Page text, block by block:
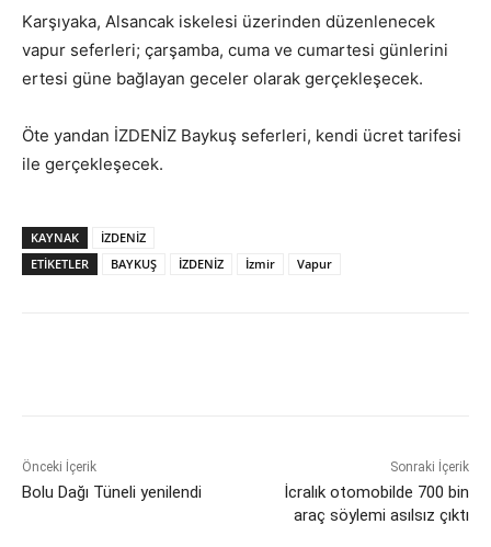
Karşıyaka, Alsancak iskelesi üzerinden düzenlenecek
vapur seferleri; çarşamba, cuma ve cumartesi günlerini
ertesi güne bağlayan geceler olarak gerçekleşecek.
Öte yandan İZDENİZ Baykuş seferleri, kendi ücret tarifesi
ile gerçekleşecek.
KAYNAK
İZDENİZ
ETİKETLER
BAYKUŞ İZDENİZ İzmir Vapur
Önceki İçerik
Bolu Dağı Tüneli yenilendi
Sonraki İçerik
İcralık otomobilde 700 bin
araç söylemi asılsız çıktı